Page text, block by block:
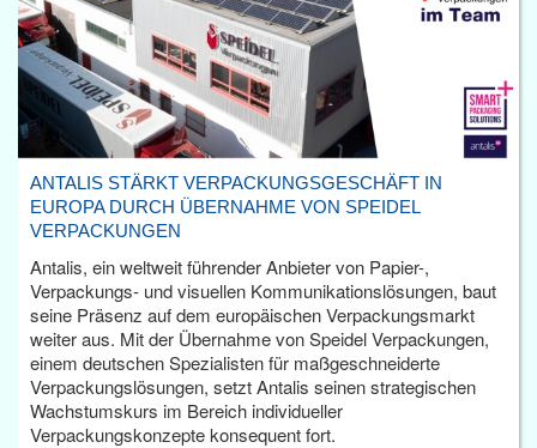
ANTALIS STÄRKT VERPACKUNGSGESCHÄFT IN
EUROPA DURCH ÜBERNAHME VON SPEIDEL
VERPACKUNGEN
Antalis, ein weltweit führender Anbieter von Papier-,
Verpackungs- und visuellen Kommunikationslösungen, baut
seine Präsenz auf dem europäischen Verpackungsmarkt
weiter aus. Mit der Übernahme von Speidel Verpackungen,
einem deutschen Spezialisten für maßgeschneiderte
Verpackungslösungen, setzt Antalis seinen strategischen
Wachstumskurs im Bereich individueller
Verpackungskonzepte konsequent fort.